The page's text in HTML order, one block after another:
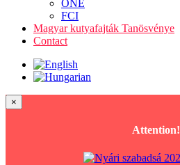
ONE
FCI
Magyar kutyafajták Tanösvénye
Contact
×
Attention!